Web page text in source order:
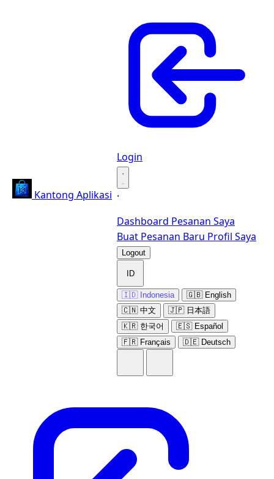
Kantong Aplikasi
Login
·
·
Dashboard Pesanan Saya
Buat Pesanan Baru Profil Saya
Logout
ID
🇮🇩 Indonesia
🇬🇧 English
🇨🇳 中文
🇯🇵 日本語
🇰🇷 한국어
🇪🇸 Español
🇫🇷 Français
🇩🇪 Deutsch